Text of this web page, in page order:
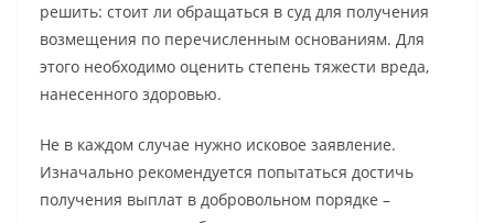
решить: стоит ли обращаться в суд для получения
возмещения по перечисленным основаниям. Для
этого необходимо оценить степень тяжести вреда,
нанесенного здоровью.
Не в каждом случае нужно исковое заявление.
Изначально рекомендуется попытаться достичь
получения выплат в добровольном порядке –